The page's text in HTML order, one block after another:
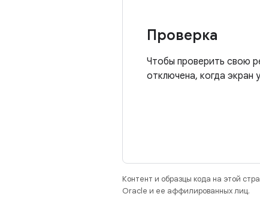
Проверка
Чтобы проверить свою
отключена, когда экран
Контент и образцы кода на этой
Oracle и ее аффилированных лиц.